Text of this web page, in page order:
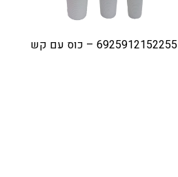
6925912152255 – כוס עם קש